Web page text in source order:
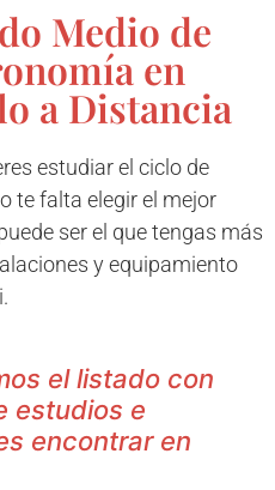
Medio de
en
a Distancia
estudiar el ciclo de
te falta elegir el mejor
ser el que tengas más
y equipamiento
el listado con
estudios e
encontrar en